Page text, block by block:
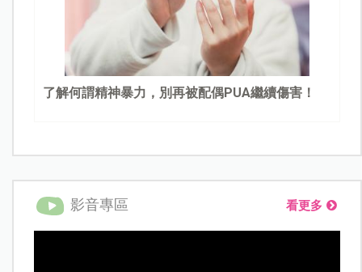
了解何謂精神暴力，別再被配偶PUA繼續傷害！
影音專區 看更多